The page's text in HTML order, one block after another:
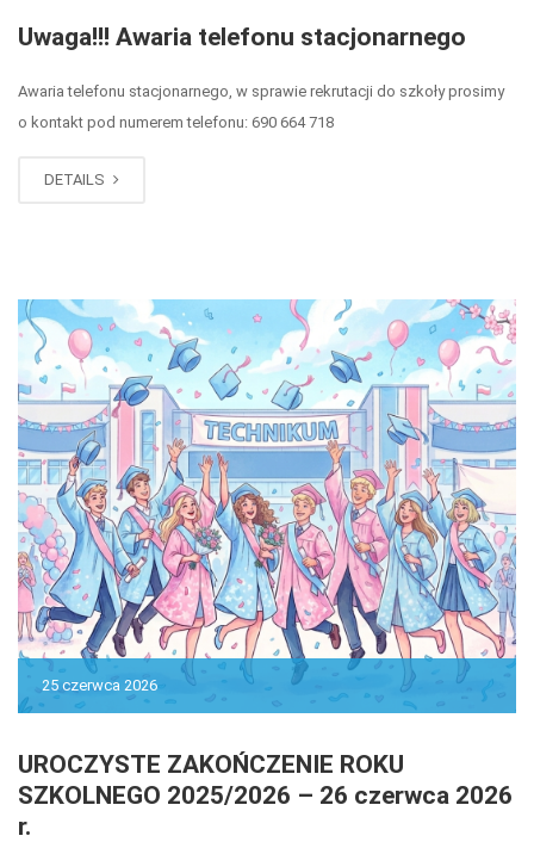
Uwaga!!! Awaria telefonu stacjonarnego
Awaria telefonu stacjonarnego, w sprawie rekrutacji do szkoły prosimy
o kontakt pod numerem telefonu: 690 664 718
DETAILS
25 czerwca 2026
UROCZYSTE ZAKOŃCZENIE ROKU
SZKOLNEGO 2025/2026 – 26 czerwca 2026
r.